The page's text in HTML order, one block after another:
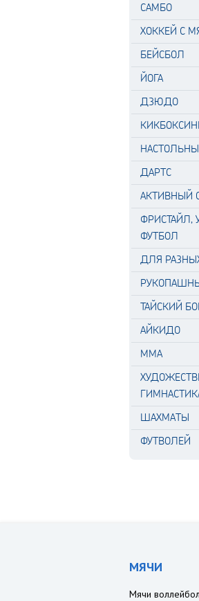
САМБО
ХОККЕЙ С
БЕЙСБОЛ
ЙОГА
ДЗЮДО
ДАРТС
АКТИВНЫЙ
ФРИСТАЙЛ,
ФУТБОЛ
ДЛЯ
ТАЙСКИЙ
АЙКИДО
MMA
ШАХМАТЫ
ФУТВОЛЕЙ
МЯЧИ
Мячи